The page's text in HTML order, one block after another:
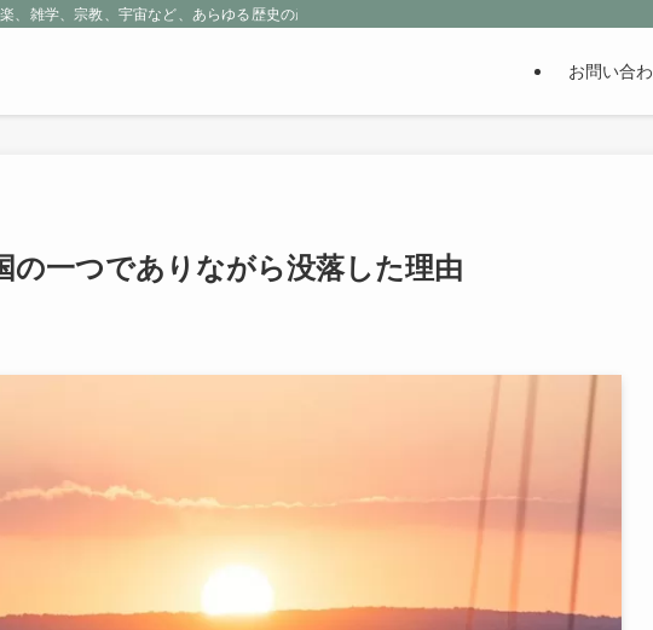
雑学、宗教、宇宙など、あらゆる歴史の産物に包まれる魅惑の世界を探求しよう。歴史が苦手
お問い合
の一つでありながら没落した理由